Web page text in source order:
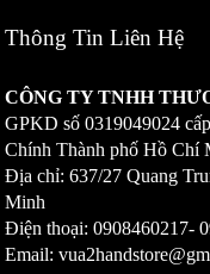
Thông Tin Liên Hệ
CÔNG TY TNHH
GPKD số0319049024
Chính Thành phố Hồ Chí
Địa chỉ: 637/27 Quang
Minh
Điện thoại: 0908460217-
Email: